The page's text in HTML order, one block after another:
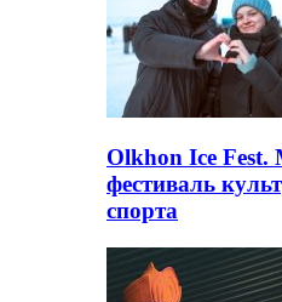
Olkhon Ice
фестиваль
спорта